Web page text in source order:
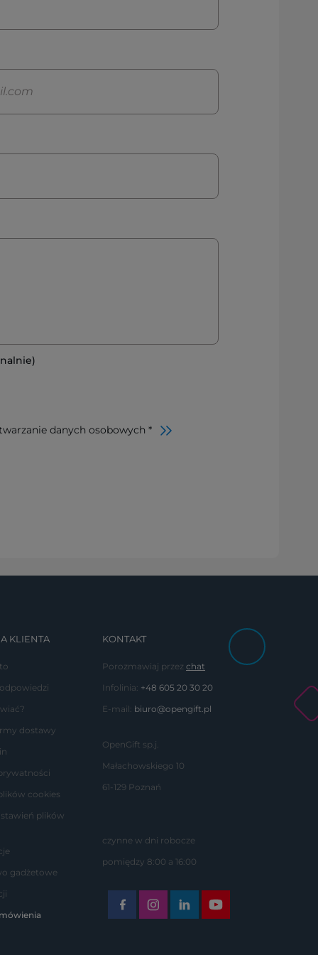
danych osobowych *
KLIENTA
dostawy
cookies
plików
gadżetowe
KONTAKT
Porozmawiaj przezchat
Infolinia: +48 605 20 30 20
E-mail: biuro@opengift.pl
OpenGift sp.j.
Małachowskiego 10
61-129 Poznań
czynne w dni robocze
pomiędzy 8:00 a 16:00